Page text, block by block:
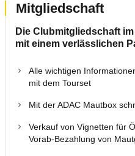
Verkehr und Technik
Reise & Touristik
Motorsport & Ortsclubs
Mitgliedschaft
Die Clubmitgliedschaft
mit einem verlässlichen
Alle wichtigen
mit dem Tourset
Mit der ADAC Mautbox
Verkauf von Vignetten für
Vorab-Bezahlung von